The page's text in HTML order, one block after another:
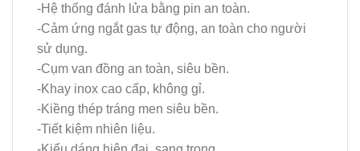
-Hệ thống đánh lửa bằng pin an toàn.
-Cảm ứng ngắt gas tự động, an toàn cho người
sử dụng.
-Cụm van đồng an toàn, siêu bền.
-Khay inox cao cấp, không gỉ.
-Kiềng thép tráng men siêu bền.
-Tiết kiệm nhiên liệu.